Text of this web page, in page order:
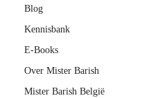
Blog
Kennisbank
E-Books
Over Mister Barish
Mister Barish België